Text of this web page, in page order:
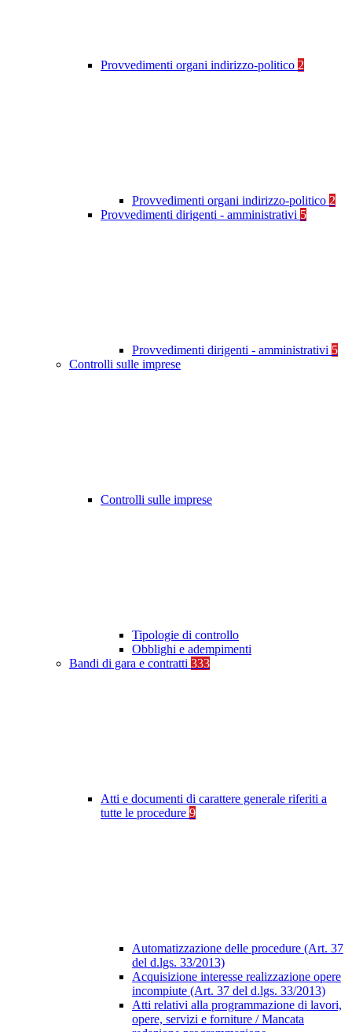
Provvedimenti organi indirizzo-politico 2
Provvedimenti organi indirizzo-politico 2
Provvedimenti dirigenti - amministrativi 5
Provvedimenti dirigenti - amministrativi 5
Controlli sulle imprese
Controlli sulle imprese
Tipologie di controllo
Obblighi e adempimenti
Bandi di gara e contratti 333
Atti e documenti di carattere generale riferiti a
tutte le procedure 9
Automatizzazione delle procedure (Art. 37
del d.lgs. 33/2013)
Acquisizione interesse realizzazione opere
incompiute (Art. 37 del d.lgs. 33/2013)
Atti relativi alla programmazione di lavori,
opere, servizi e forniture / Mancata